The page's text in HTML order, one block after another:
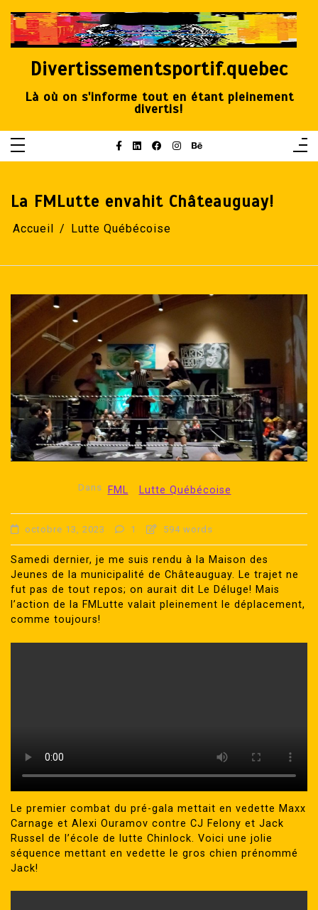
contenu
Divertissementsportif.quebec
Là où on s'informe tout en étant pleinement
divertis!
La FMLutte envahit Châteauguay!
Accueil Lutte Québécoise
Dans FML Lutte Québécoise
octobre 13, 2023 1 594 words
Samedi dernier, je me suis rendu à la Maison des
Jeunes de la municipalité de Châteauguay. Le trajet ne
fut pas de tout repos; on aurait dit Le Déluge! Mais
l’action de la FMLutte valait pleinement le déplacement,
comme toujours!
Le premier combat du pré-gala mettait en vedette Maxx
Carnage et Alexi Ouramov contre CJ Felony et Jack
Russel de l’école de lutte Chinlock. Voici une jolie
séquence mettant en vedette le gros chien prénommé
Jack!